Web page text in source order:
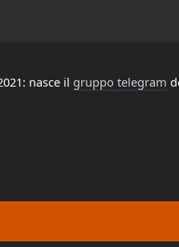
nasce il gruppo telegram